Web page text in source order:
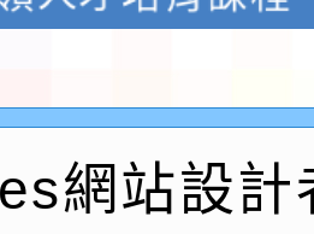
土語及新住民
各1份
農教育專業人
通訊傳播委員
網站設計